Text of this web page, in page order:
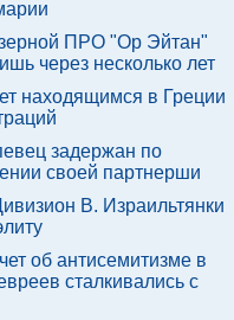
ПРО "Ор Эйтан"
через несколько лет
находящимся в Греции
задержан по
своей партнерши
В. Израильтянки
об антисемитизме в
сталкивались с